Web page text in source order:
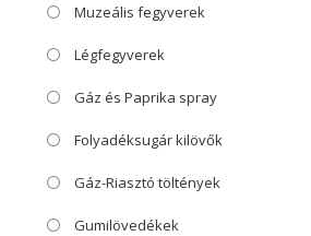
Muzeális fegyverek
Légfegyverek
Gáz és Paprika spray
Folyadéksugár kilövők
Gáz-Riasztó töltények
Gumilövedékek